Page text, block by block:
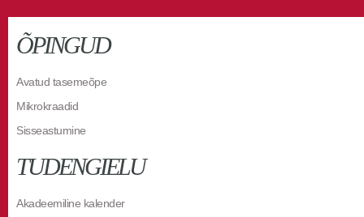
ÕPINGUD
Avatud tasemeõpe
Mikrokraadid
Sisseastumine
TUDENGIELU
Akadeemiline kalender